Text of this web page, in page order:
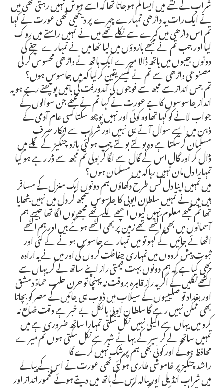
نے ایک رات یہ داڑھی تمہارے چہرے پر دیکھی تھی عورت نے کہا
تم اس داڑھی میں کمرے سے نکلے تھے میں نے تمہیں راستے میں روک
لیا اور جب تم نے مجھے بازوؤں میں لیا تھا میں نے تمہارے چغے کی
دونوں جیبوں میں ہاتھ ڈالا میرے ایک ہاتھ نے داڑھی محسوس کر لی
مصنوعی داڑھی سے تم نے کیسے یقین کرلیا کہ میں جاسوس ہوں؟
تم جس انداز سے مجھ سے فوجوں کی آمدورفت کی باتیں پوچھتے رہے ہو یہ
انداز جاسوسوں کا ہے عورت نے کہا تم نے مجھے جن سوالوں کے
جواب لانے کو کہا تھا وہ کوئی اور نہیں پوچھ سکتا کسی عام آدمی کے
ذہن میں ایسے سوال آتے ہی نہیں اور شراب سے انکار صرف
مسلمان کرسکتا ہے وہ بولتے بولتے چپ ہوگئی بازو چنگیز کے گلے میں
ڈال کر اور گال اس کے گال سے لگا کر بولی تم مجھ سے ڈر رہے ہو کیا
تمہارا دل مان نہیں رہا کہ میں مسلمان ہوں؟
میں تمہیں اپنا دل کس طرح دکھاؤں ہم دونوں ایک منزل کے مسافر
ہیں میں نے تمہیں سلطان ایوبی کا جاسوس سمجھ کر دل میں نہیں بٹھایا
تھا تم مجھے معلوم نہیں کیوں اچھے لگے تھے مجھے یوں لگا تھا جیسے ہم
آسمانوں میں بھی اکٹھے تھے زمین پر بھی اکٹھے ہوگئے ہیں اور ہم اکٹھے
اٹھائے جائیں گے کہو تو میں تمہارے جاسوس ہونے کے کئی اور
ثبوت پیش کردوں میں تمہاری حفاظت کروں گی اور میں نے یہ ارادہ
بھی کیا ہے کہ ہم دونوں بہت قیمتی راز اپنے ساتھ لے کر یہاں سے
اکٹھے نکلیں گے اگر یہ راز قاہرہ بروقت نہ پہنچا تو حرن حلب حماة دمشق
اور بغداد تو صلیبیوں کے سیلاب میں ڈوب ہی جائیں گے مصر کو بچانا
بھی ممکن نہیں رہے گا سلطان ایوبی بالکل بے خبر ہے وقت ضائع نہ
کرو میں یہاں سے اکیلی نہیں نکل سکتی تمہارا ساتھ ضروری ہے میں
تمہیں ساتھ لے کر سیر کے بہانے شہر سے نکل سکتی ہوں تم میرے
محافظ ہوگے اور کوئی بھی ہم پر شک نہیں کرے گا
راشد چنگیز پر خاموشی طاری ہوگئی تھی عورت نے اس کے پیالے
میں شراب انڈیلی اور پیالہ اس کے ہاتھ میں دیتے ہوئے مخمور انداز اور